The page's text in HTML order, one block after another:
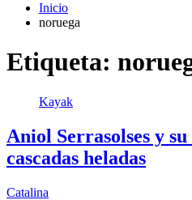
Inicio
noruega
Etiqueta:
Kayak
Aniol Serrasolses y
cascadas heladas
Catalina